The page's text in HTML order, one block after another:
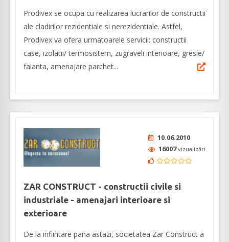
Prodivex se ocupa cu realizarea lucrarilor de constructii
ale cladirilor rezidentiale si nerezidentiale. Astfel,
Prodivex va ofera urmatoarele servicii: constructii
case, izolatii/ termosistem, zugraveli interioare, gresie/
faianta, amenajare parchet...
10.06.2010
16007vizualizări
ZAR CONSTRUCT - constructii civile si
industriale - amenajari interioare si
exterioare
De la infiintare pana astazi, societatea Zar Construct a